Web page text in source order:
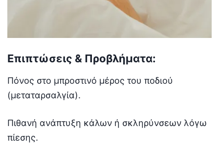
Επιπτώσεις & Προβλήματα:
Πόνος στο μπροστινό μέρος του ποδιού
(μεταταρσαλγία).
Πιθανή ανάπτυξη κάλων ή σκληρύνσεων λόγω
πίεσης.